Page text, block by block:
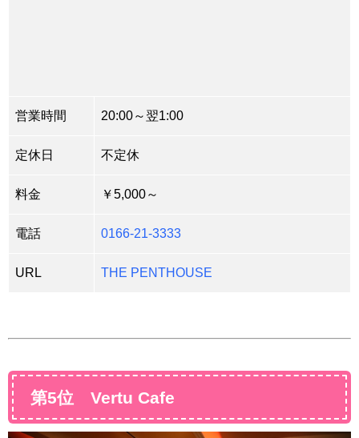
営業時間 20:00～翌1:00
定休日 不定休
料金 ￥5,000～
電話 0166-21-3333
URL THE PENTHOUSE
第5位 Vertu Cafe